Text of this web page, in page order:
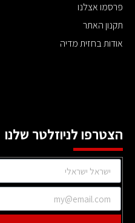
פרסמו אצלנו
תקנון האתר
אודות בחזית מדיה
הצטרפו לניוזלטר שלנו